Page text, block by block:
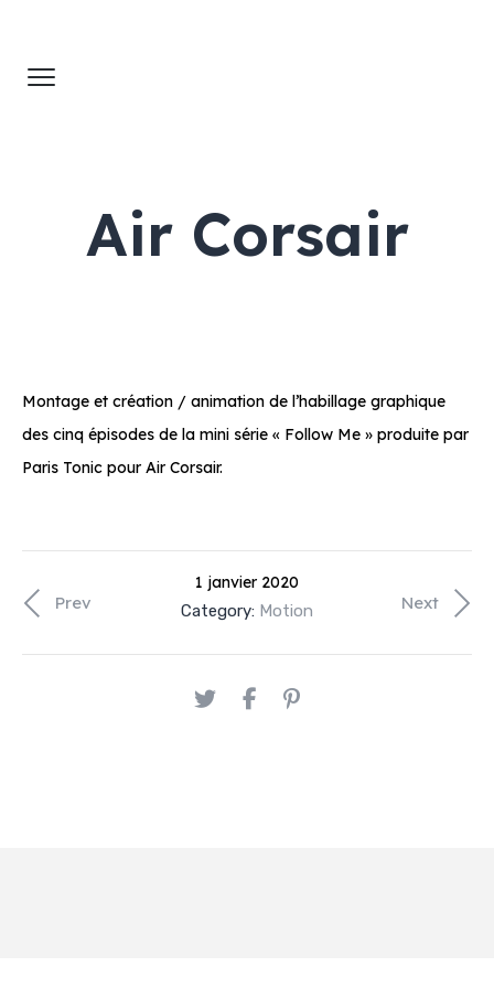
Air Corsair
Montage et création / animation de l’habillage graphique
des cinq épisodes de la mini série « Follow Me » produite par
Paris Tonic pour Air Corsair.
Next
Prev
1 janvier 2020
Category: Motion